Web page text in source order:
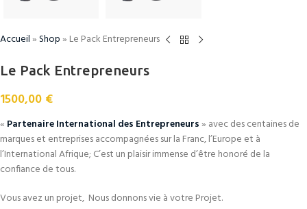
Accueil»Shop» Le Pack Entrepreneurs
Le Pack Entrepreneurs
1500,00 €
« Partenaire International des Entrepreneurs» avec des centaines de
marques et entreprises accompagnées sur la Franc, l’Europe et à
l’International Afrique; C’est un plaisir immense d’être honoré de la
confiance de tous.
Vous avez un projet, Nous donnons vie à votre Projet.